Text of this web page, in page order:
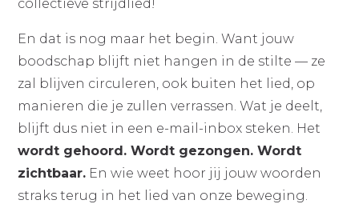
collectieve strijdlied!
En dat is nog maar het begin. Want jouw
boodschap blijft niet hangen in de stilte — ze
zal blijven circuleren, ook buiten het lied, op
manieren die je zullen verrassen. Wat je deelt,
blijft dus niet in een e-mail-inbox steken. Het
wordt gehoord. Wordt gezongen. Wordt
zichtbaar. En wie weet hoor jij jouw woorden
straks terug in het lied van onze beweging.